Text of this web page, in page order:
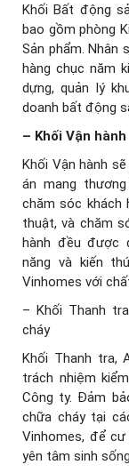
Khối Bất động
bao gồm phòng
Sản phẩm. Nhân
hàng chục năm
dựng, quản lý
doanh bất động
– Khối Vận hành
Khối Vận hành
án mang
chăm sóc khách
thuật, và chăm
hành đều được
năng và kiến
Vinhomes với
– Khối Thanh
cháy
Khối Thanh tra,
trách nhiệm
Công ty. Đảm
chữa cháy tại
Vinhomes, để
yên tâm sinh